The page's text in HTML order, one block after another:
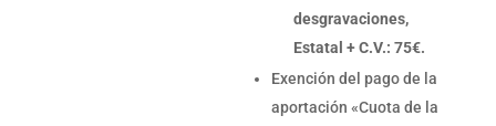
desgravaciones,
Estatal + C.V.: 75€.
Exención del pago de la
aportación «Cuota de la